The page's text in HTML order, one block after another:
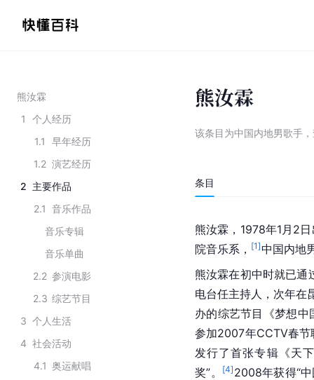
熊汝霖
1
个人经历
1.1
早年经历
1.2 演艺经历
2 主要作品
2.1 音乐作品
音乐专辑
音乐单曲
2.2 参演电影
2.3 综艺节目
3 个人生活
4 社会活动
4.1 奥运献唱
熊汝霖
该条目为中国内地男歌手 ，
条目
熊汝霖，1978年1月2
院音乐系， [1]中国内地
熊汝霖在初中时就已通
电台任主持人，次年在
办的综艺节目《梦想
参加2007年CCTV春节
发行了首张专辑《天
奖”。
[4] 2008年获得“